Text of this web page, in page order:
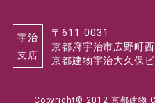
宇治
支店
〒611-0031
京都府宇治市広野町
京都建物宇治大久保
Copyright© 2012 京都建物